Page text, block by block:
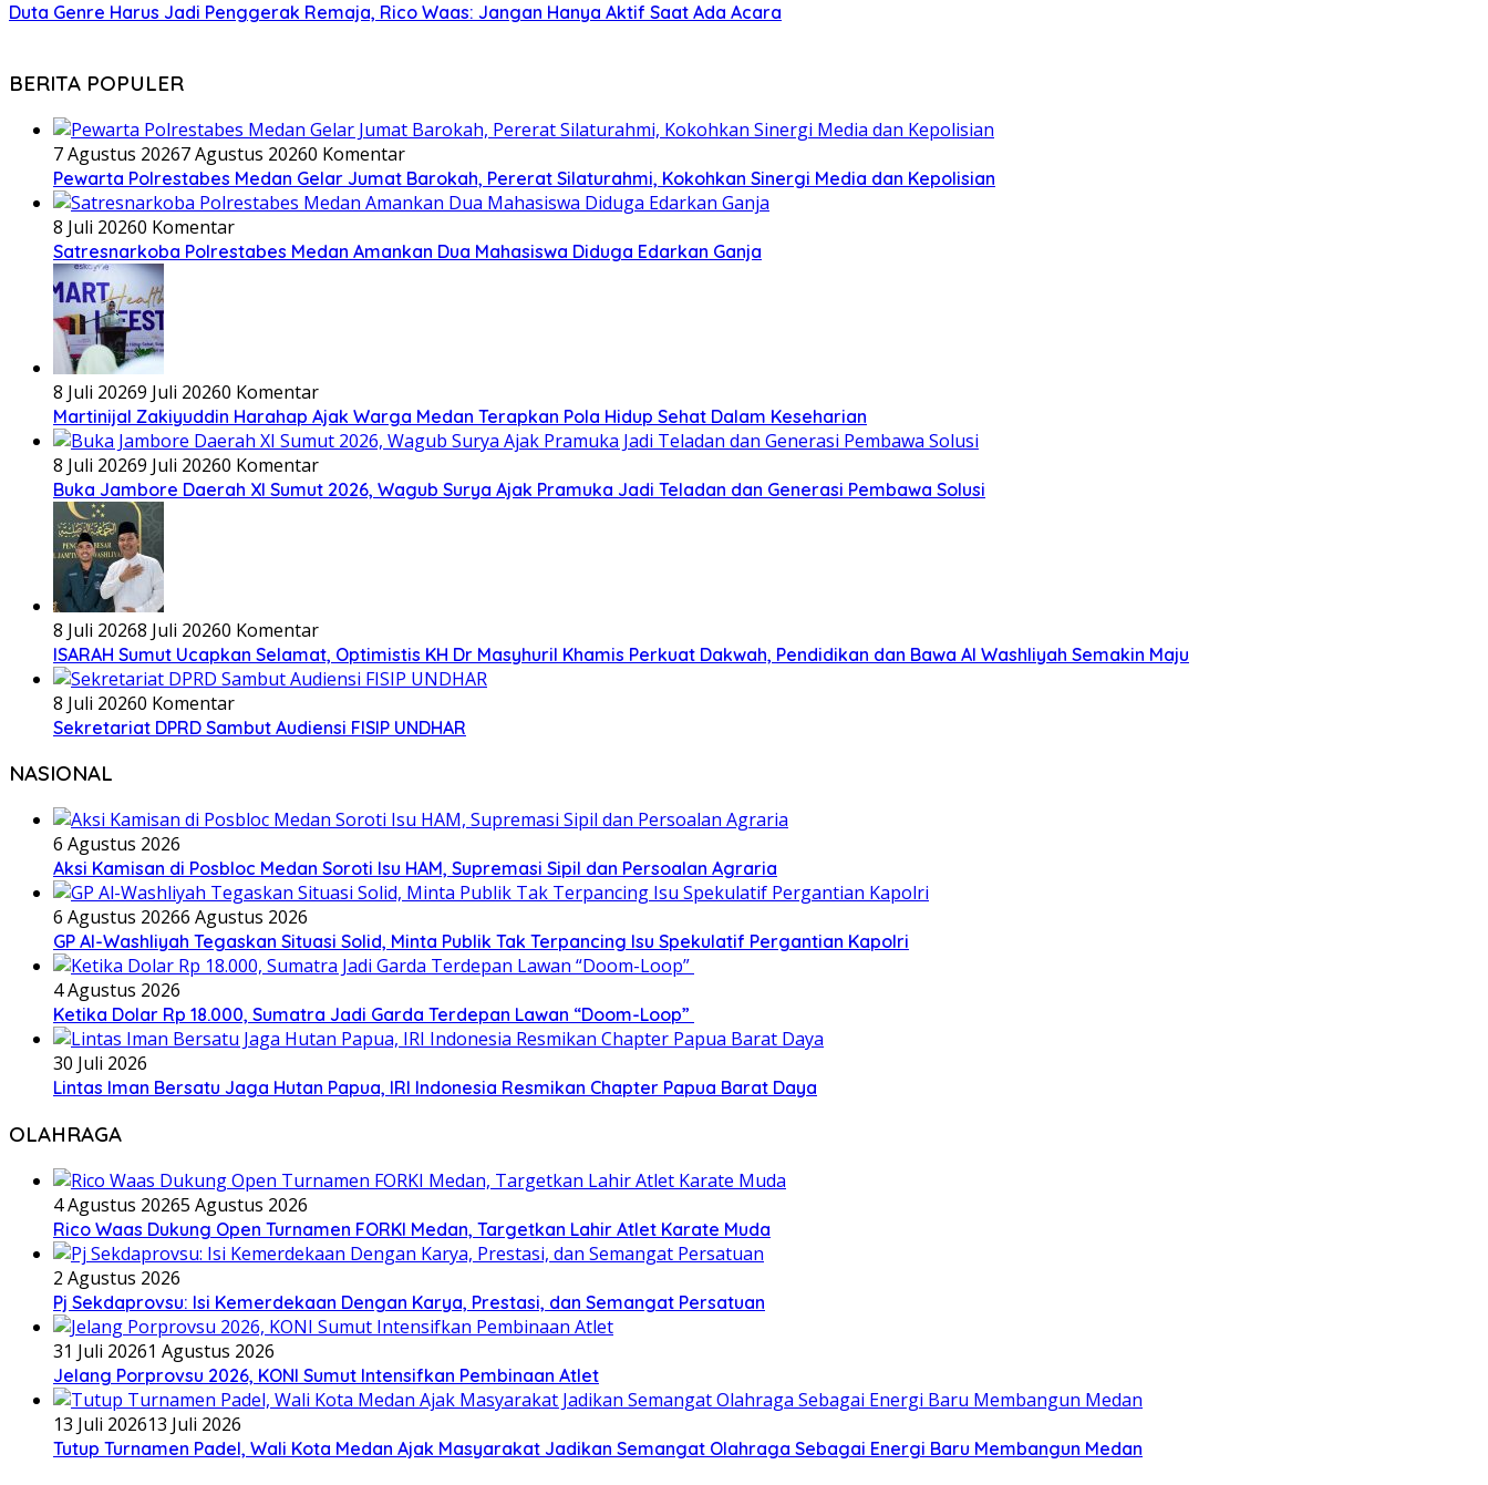
Duta Genre Harus Jadi Penggerak Remaja, Rico Waas: Jangan Hanya Aktif Saat Ada Acara
BERITA POPULER
7 Agustus 20267 Agustus 20260 Komentar
Pewarta Polrestabes Medan Gelar Jumat Barokah, Pererat Silaturahmi, Kokohkan Sinergi Media dan Kepolisian
8 Juli 20260 Komentar
Satresnarkoba Polrestabes Medan Amankan Dua Mahasiswa Diduga Edarkan Ganja
8 Juli 20269 Juli 20260 Komentar
Martinijal Zakiyuddin Harahap Ajak Warga Medan Terapkan Pola Hidup Sehat Dalam Keseharian
8 Juli 20269 Juli 20260 Komentar
Buka Jambore Daerah XI Sumut 2026, Wagub Surya Ajak Pramuka Jadi Teladan dan Generasi Pembawa Solusi
8 Juli 20268 Juli 20260 Komentar
ISARAH Sumut Ucapkan Selamat, Optimistis KH Dr Masyhuril Khamis Perkuat Dakwah, Pendidikan dan Bawa Al Washliyah Semakin Maju
8 Juli 20260 Komentar
Sekretariat DPRD Sambut Audiensi FISIP UNDHAR
NASIONAL
6 Agustus 2026
Aksi Kamisan di Posbloc Medan Soroti Isu HAM, Supremasi Sipil dan Persoalan Agraria
6 Agustus 20266 Agustus 2026
GP Al-Washliyah Tegaskan Situasi Solid, Minta Publik Tak Terpancing Isu Spekulatif Pergantian Kapolri
4 Agustus 2026
Ketika Dolar Rp 18.000, Sumatra Jadi Garda Terdepan Lawan “Doom-Loop”
30 Juli 2026
Lintas Iman Bersatu Jaga Hutan Papua, IRI Indonesia Resmikan Chapter Papua Barat Daya
OLAHRAGA
4 Agustus 20265 Agustus 2026
Rico Waas Dukung Open Turnamen FORKI Medan, Targetkan Lahir Atlet Karate Muda
2 Agustus 2026
Pj Sekdaprovsu: Isi Kemerdekaan Dengan Karya, Prestasi, dan Semangat Persatuan
31 Juli 20261 Agustus 2026
Jelang Porprovsu 2026, KONI Sumut Intensifkan Pembinaan Atlet
13 Juli 202613 Juli 2026
Tutup Turnamen Padel, Wali Kota Medan Ajak Masyarakat Jadikan Semangat Olahraga Sebagai Energi Baru Membangun Medan